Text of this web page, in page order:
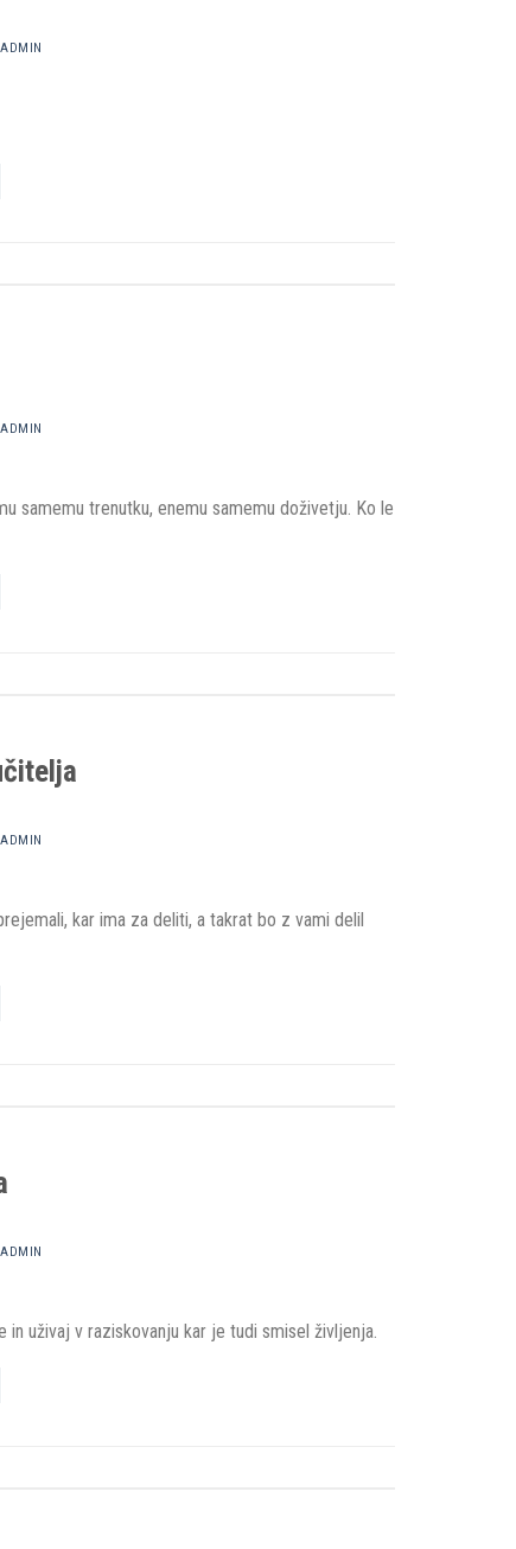
ADMIN
ADMIN
samemu trenutku, enemu samemu doživetju. Ko le
ADMIN
kar ima za deliti, a takrat bo z vami delil
ADMIN
uživaj v raziskovanju kar je tudi smisel življenja.